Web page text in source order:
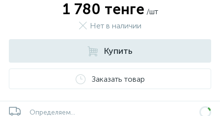
1 780 тенге /шт
Нет в наличии
Купить
Заказать товар
Определяем...